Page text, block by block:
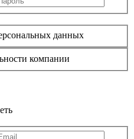
данных
компании